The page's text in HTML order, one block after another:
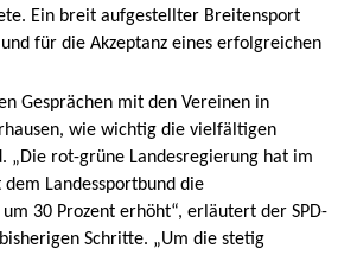
Ein breit aufgestellter Breitensport
für die Akzeptanz eines erfolgreichen
Gesprächen mit den Vereinen in
wie wichtig die vielfältigen
„Die rot-grüne Landesregierung hat im
Landessportbund die
30 Prozent erhöht“, erläutert der SPD-
Schritte. „Um die stetig